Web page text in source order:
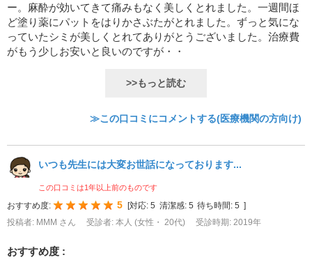
ー。麻酔が効いてきて痛みもなく美しくとれました。一週間ほ
ど塗り薬にパットをはりかさぶたがとれました。ずっと気にな
っていたシミが美しくとれてありがとうございました。治療費
がもう少しお安いと良いのですが・・
>>もっと読む
≫この口コミにコメントする(医療機関の方向け)
いつも先生には大変お世話になっております...
この口コミは1年以上前のものです
おすすめ度: 5 [対応: 5 清潔感: 5 待ち時間: 5 ]
投稿者: MMM さん
受診者: 本人 (女性・ 20代) 受診時期: 2019年
おすすめ度 :